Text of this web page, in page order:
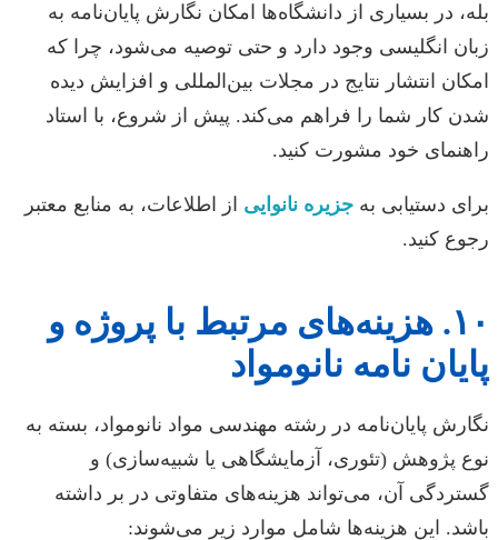
بله، در بسیاری از دانشگاه‌ها امکان نگارش پایان‌نامه به
زبان انگلیسی وجود دارد و حتی توصیه می‌شود، چرا که
امکان انتشار نتایج در مجلات بین‌المللی و افزایش دیده
شدن کار شما را فراهم می‌کند. پیش از شروع، با استاد
راهنمای خود مشورت کنید.
برای دستیابی به جزیره نانوایی از اطلاعات، به منابع معتبر
رجوع کنید.
۱۰. هزینه‌های مرتبط با پروژه و
پایان نامه نانومواد
نگارش پایان‌نامه در رشته مهندسی مواد نانومواد، بسته به
نوع پژوهش (تئوری، آزمایشگاهی یا شبیه‌سازی) و
گستردگی آن، می‌تواند هزینه‌های متفاوتی در بر داشته
باشد. این هزینه‌ها شامل موارد زیر می‌شوند: